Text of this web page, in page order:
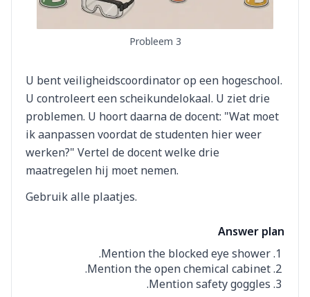
Probleem 3
U bent veiligheidscoordinator op een hogeschool.
U controleert een scheikundelokaal. U ziet drie
problemen. U hoort daarna de docent: "Wat moet
ik aanpassen voordat de studenten hier weer
werken?" Vertel de docent welke drie
maatregelen hij moet nemen.
Gebruik alle plaatjes.
Answer plan
Mention the blocked eye shower.
Mention the open chemical cabinet.
Mention safety goggles.